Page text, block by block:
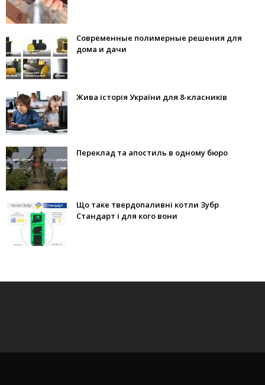
Современные полимерные решения для
дома и дачи
Жива історія України для 8-класників
Переклад та апостиль в одному бюро
Що таке твердопаливні котли Зубр
Стандарт і для кого вони